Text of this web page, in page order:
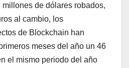
de dólares robados,
al cambio, los
de Blockchain han
meses del año un 46
el mismo periodo del año